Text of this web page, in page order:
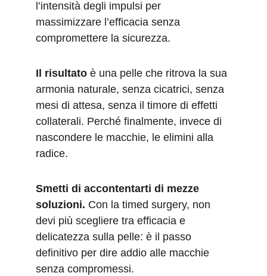
l’intensità degli impulsi per
massimizzare l’efficacia senza
compromettere la sicurezza.
Il risultato è una pelle che ritrova la sua
armonia naturale, senza cicatrici, senza
mesi di attesa, senza il timore di effetti
collaterali. Perché finalmente, invece di
nascondere le macchie, le elimini alla
radice.
Smetti di accontentarti di mezze
soluzioni. Con la timed surgery, non
devi più scegliere tra efficacia e
delicatezza sulla pelle: è il passo
definitivo per dire addio alle macchie
senza compromessi.